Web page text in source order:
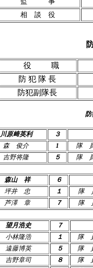
相 談 役
役 職
防 犯 隊 長
防犯副隊長
防
川原﨑英利
３
森 俊介 1
隊
吉野将隆 ５ 隊
森山 祥
６
坪井 忠 １
隊
芦澤 章 ７ 隊
望月浩史
７
小林隆浩 １
隊
遠藤博英 ５
隊
吉野章司 ８
隊